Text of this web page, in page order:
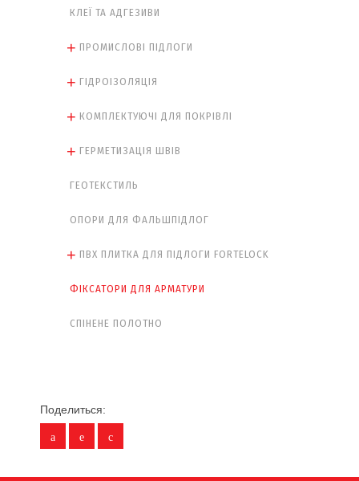
КЛЕЇ ТА АДГЕЗИВИ
ПРОМИСЛОВІ ПІДЛОГИ
ГІДРОІЗОЛЯЦІЯ
КОМПЛЕКТУЮЧІ ДЛЯ ПОКРІВЛІ
ГЕРМЕТИЗАЦІЯ ШВІВ
ГЕОТЕКСТИЛЬ
ОПОРИ ДЛЯ ФАЛЬШПІДЛОГ
ПВХ ПЛИТКА ДЛЯ ПІДЛОГИ FORTELOCK
ФІКСАТОРИ ДЛЯ АРМАТУРИ
СПІНЕНЕ ПОЛОТНО
Поделиться: